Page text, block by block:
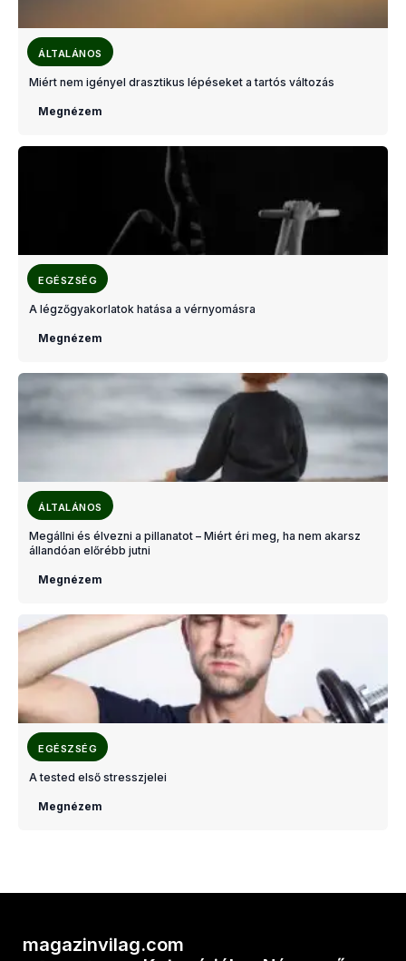
ÁLTALÁNOS
Miért nem igényel drasztikus lépéseket a tartós változás
Megnézem
EGÉSZSÉG
A légzőgyakorlatok hatása a vérnyomásra
Megnézem
ÁLTALÁNOS
Megállni és élvezni a pillanatot – Miért éri meg, ha nem akarsz
állandóan előrébb jutni
Megnézem
EGÉSZSÉG
A tested első stresszjelei
Megnézem
magazinvilag.com